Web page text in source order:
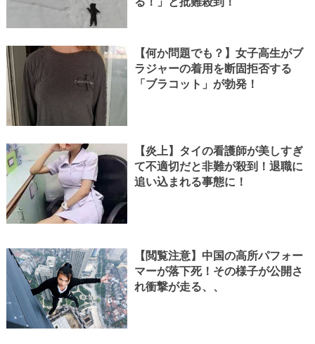
【何か問題でも？】女子高生がブ
ラジャーの着用を断固拒否する
「ブラコット」が勃発！
【炎上】タイの看護師が美しすぎ
て不適切だと非難が殺到！退職に
追い込まれる事態に！
【閲覧注意】中国の高所パフォー
マーが落下死！その様子が公開さ
れ衝撃が走る、、